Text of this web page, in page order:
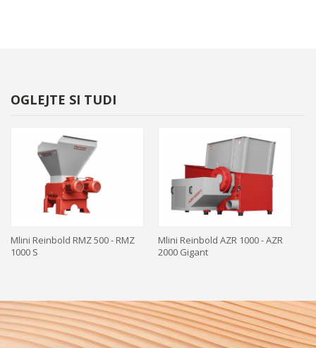
OGLEJTE SI TUDI
Mlini Reinbold RMZ 500 - RMZ
1000 S
Mlini Reinbold AZR 1000 - AZR
2000 Gigant